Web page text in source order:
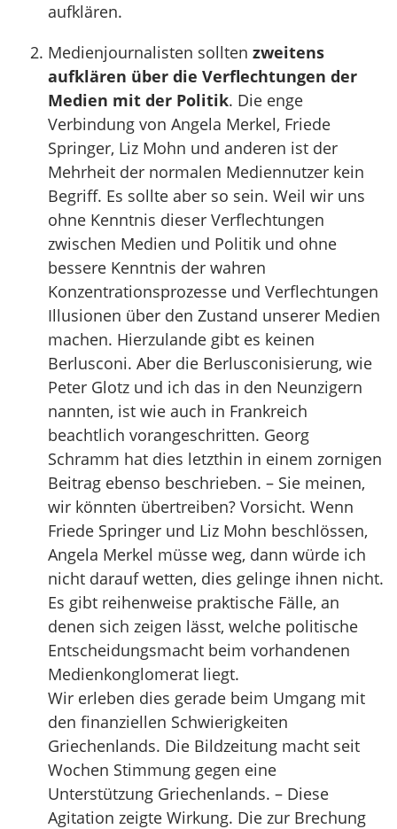
aufklären.
Medienjournalisten sollten zweitens
aufklären über die Verflechtungen der
Medien mit der Politik. Die enge
Verbindung von Angela Merkel, Friede
Springer, Liz Mohn und anderen ist der
Mehrheit der normalen Mediennutzer kein
Begriff. Es sollte aber so sein. Weil wir uns
ohne Kenntnis dieser Verflechtungen
zwischen Medien und Politik und ohne
bessere Kenntnis der wahren
Konzentrationsprozesse und Verflechtungen
Illusionen über den Zustand unserer Medien
machen. Hierzulande gibt es keinen
Berlusconi. Aber die Berlusconisierung, wie
Peter Glotz und ich das in den Neunzigern
nannten, ist wie auch in Frankreich
beachtlich vorangeschritten. Georg
Schramm hat dies letzthin in einem zornigen
Beitrag ebenso beschrieben. – Sie meinen,
wir könnten übertreiben? Vorsicht. Wenn
Friede Springer und Liz Mohn beschlössen,
Angela Merkel müsse weg, dann würde ich
nicht darauf wetten, dies gelinge ihnen nicht.
Es gibt reihenweise praktische Fälle, an
denen sich zeigen lässt, welche politische
Entscheidungsmacht beim vorhandenen
Medienkonglomerat liegt.
Wir erleben dies gerade beim Umgang mit
den finanziellen Schwierigkeiten
Griechenlands. Die Bildzeitung macht seit
Wochen Stimmung gegen eine
Unterstützung Griechenlands. – Diese
Agitation zeigte Wirkung. Die zur Brechung